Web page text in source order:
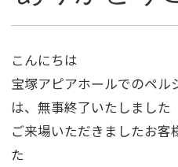
こんにちは
宝塚アピアホールでのペル
は、無事終了いたしました
ご来場いただきましたお客
た